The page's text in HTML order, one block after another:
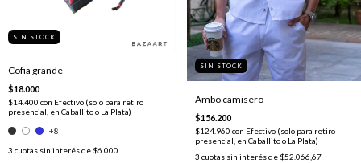
SIN STOCK
Cofia grande
$18.000
$14.400 con Efectivo (solo para retiro
presencial, en Caballito o La Plata)
+8
3 cuotas sin interés de $6.000
SIN STOCK
Ambo camisero
$156.200
$124.960 con Efectivo (solo para retiro
presencial, en Caballito o La Plata)
3 cuotas sin interés de $52.066,67